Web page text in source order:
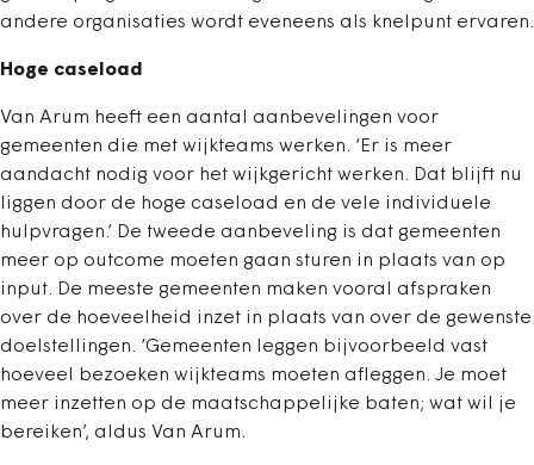
andere organisaties wordt eveneens als knelpunt ervaren.
Hoge caseload
Van Arum heeft een aantal aanbevelingen voor
gemeenten die met wijkteams werken. ‘Er is meer
aandacht nodig voor het wijkgericht werken. Dat blijft nu
liggen door de hoge caseload en de vele individuele
hulpvragen.’ De tweede aanbeveling is dat gemeenten
meer op outcome moeten gaan sturen in plaats van op
input. De meeste gemeenten maken vooral afspraken
over de hoeveelheid inzet in plaats van over de gewenste
doelstellingen. ‘Gemeenten leggen bijvoorbeeld vast
hoeveel bezoeken wijkteams moeten afleggen. Je moet
meer inzetten op de maatschappelijke baten; wat wil je
bereiken’, aldus Van Arum.